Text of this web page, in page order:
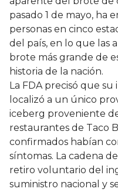
pasado 1 de mayo, ha
personas en cinco
del país, en lo que las
brote más grande de
historia de la nación.
La FDA precisó que
localizó a un único
iceberg proveniente
restaurantes de Taco
confirmados habían
síntomas. La cadena
retiro voluntario del
suministro nacional y